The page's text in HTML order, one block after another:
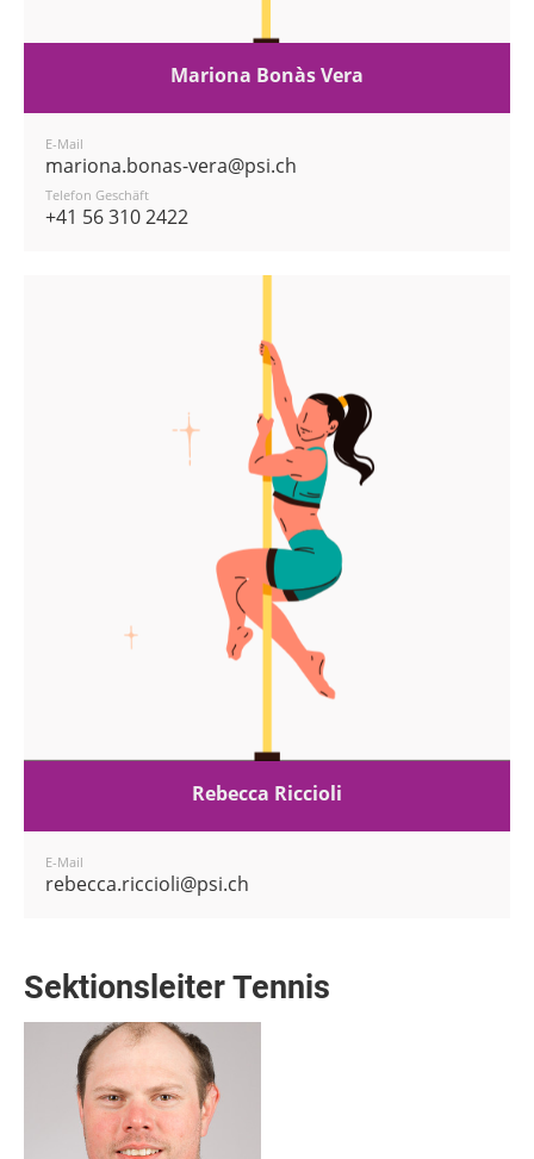
Mariona Bonàs Vera
E-Mail
mariona.bonas-vera@psi.ch
Telefon Geschäft
+41 56 310 2422
Rebecca Riccioli
E-Mail
rebecca.riccioli@psi.ch
Sektionsleiter Tennis